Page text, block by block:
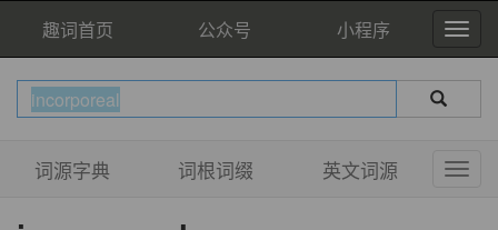
趣词首页 公众号 小程序
词源字典 词根词缀 英文词源